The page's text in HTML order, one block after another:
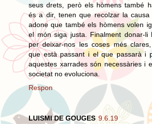
seus drets, però els hòmens també
és a dir, tenen que recolzar la
adone que també els hòmens volen
el món siga justa. Finalment donar-li
per deixar-nos les coses més
que està passant i el que passarà i
aquestes xarrades són necessàries i
societat no evoluciona.
Respon
LUISMI DE GOUGES 9.6.19